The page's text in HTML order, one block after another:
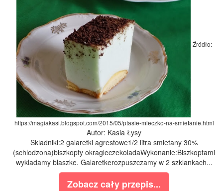
Źródło:
https://magiakasi.blogspot.com/2015/05/ptasie-mleczko-na-smietanie.html
Autor: Kasia Łysy
Skladniki:2 galaretki agrestowe1/2 litra smietany 30%
(schlodzona)biszkopty okragleczekoladaWykonanie:Biszkoptami
wykladamy blaszke. Galaretkerozpuszczamy w 2 szklankach...
Zobacz cały przepis...